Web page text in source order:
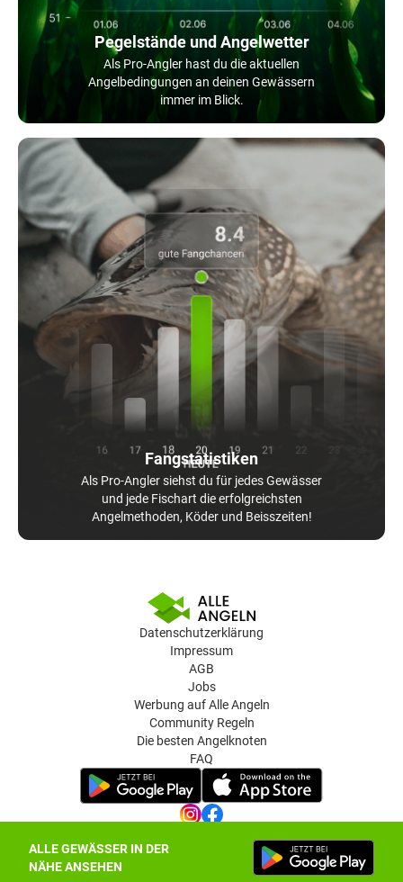
ALLE GEWÄSSER IN DER
NÄHE ANSEHEN
Pegelstände und Angelwetter
Als Pro-Angler hast du die aktuellen
Angelbedingungen an deinen Gewässern
immer im Blick.
Fangstatistiken
Als Pro-Angler siehst du für jedes Gewässer
und jede Fischart die erfolgreichsten
Angelmethoden, Köder und Beisszeiten!
Datenschutzerklärung
Impressum
AGB
Jobs
Werbung auf Alle Angeln
Community Regeln
Die besten Angelknoten
FAQ
Datenschutz-Einstellungen